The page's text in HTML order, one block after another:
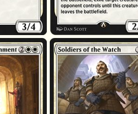
Fort marin Soldats des veilleurs